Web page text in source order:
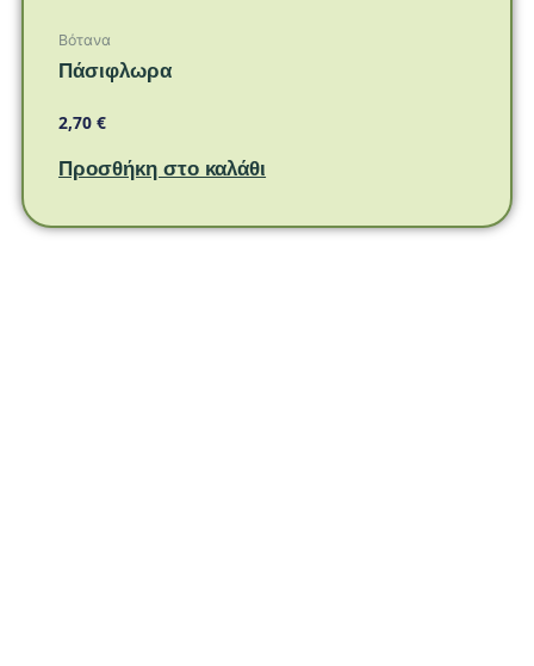
Βότανα
Πάσιφλωρα
2,70€
Προσθήκη στο καλάθι